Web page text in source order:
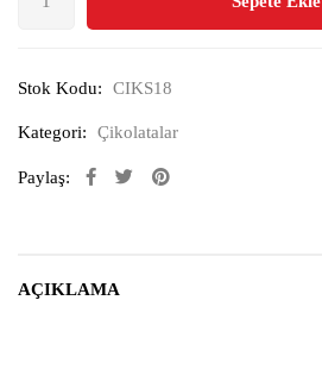
Stok Kodu: CIKS18
Kategori: Çikolatalar
Paylaş:
AÇIKLAMA